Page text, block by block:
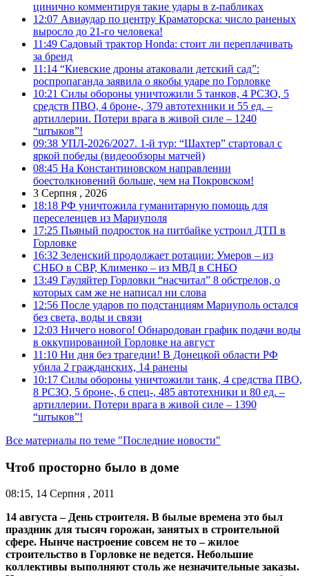
цинично комментируя такие удары в z-пабликах
12:07 Авиаудар по центру Краматорска: число раненых
выросло до 21-го человека!
11:49 Садовый трактор Honda: стоит ли переплачивать
за бренд
11:14 “Киевские дроны атаковали детский сад”:
роспропаганда заявила о якобы ударе по Горловке
10:21 Силы обороны уничтожили 5 танков, 4 РСЗО, 5
средств ПВО, 4 броне-, 379 автотехники и 55 ед. –
артиллерии. Потери врага в живой силе – 1240
“штыков”!
09:38 УПЛ-2026/2027. 1-й тур: “Шахтер” стартовал с
яркой победы (видеообзоры матчей)
08:45 На Константиновском направлении
боестолкновений больше, чем на Покровском!
3 Серпня , 2026
18:18 РФ уничтожила гуманитарную помощь для
переселенцев из Мариуполя
17:25 Пьяный подросток на питбайке устроил ДТП в
Горловке
16:32 Зеленский продолжает ротации: Умеров – из
СНБО в СВР, Клименко – из МВД в СНБО
13:49 Гауляйтер Горловки “насчитал” 8 обстрелов, о
которых сам же не написал ни слова
12:56 После ударов по подстанциям Мариуполь остался
без света, воды и связи
12:03 Ничего нового! Обнародован график подачи воды
в оккупированной Горловке на август
11:10 Ни дня без трагедии! В Донецкой области РФ
убила 2 гражданских, 14 ранены
10:17 Силы обороны уничтожили танк, 4 средства ПВО,
8 РСЗО, 5 броне-, 6 спец-, 485 автотехники и 80 ед. –
артиллерии. Потери врага в живой силе – 1390
“штыков”!
Все материалы по теме "Последние новости"
Чтоб просторно было в доме
08:15, 14 Серпня , 2011
14 августа – День строителя. В былые времена это был
праздник для тысяч горожан, занятых в строительной
сфере. Нынче настроение совсем не то – жилое
строительство в Горловке не ведется. Небольшие
коллективы выполняют столь же незначительные заказы.